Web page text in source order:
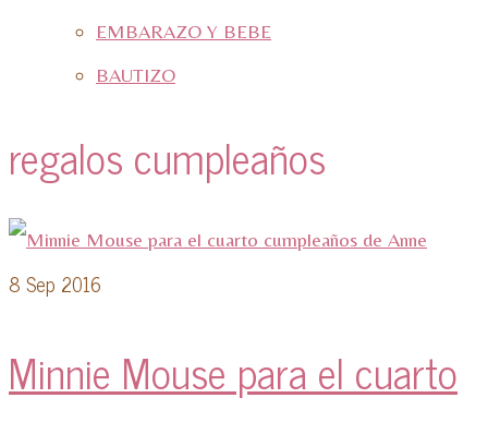
EMBARAZO Y BEBE
BAUTIZO
regalos cumpleaños
8 Sep 2016
Minnie Mouse para el cuarto